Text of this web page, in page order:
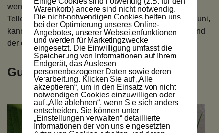
wenigen Handgriffen ist das tolle Gemüse fertig für den
Teller. Schon zu Beginn der Erntezeit, also bereits im Juni,
kann der Spitzkohl zubereitet werden. Gepflanzt während
der ersten sonnigen… Weiterlesen »
Gurke pflanzen auf Stroh
Warenkorb) andere sind nicht notwendig.
Die nicht-notwendigen Cookies helfen uns
bei der Optimierung unseres Online-
Angebotes, unserer Webseitenfunktionen
und werden für Marketingzwecke
eingesetzt. Die Einwilligung umfasst die
Speicherung von Informationen auf Ihrem
Endgerät, das Auslesen
personenbezogener Daten sowie deren
Verarbeitung. Klicken Sie auf „Alle
akzeptieren“, um in den Einsatz von nicht
notwendigen Cookies einzuwilligen oder
auf „Alle ablehnen“, wenn Sie sich anders
entscheiden. Sie können unter
„Einstellungen verwalten“ detaillierte
Informationen der von uns eingesetzten